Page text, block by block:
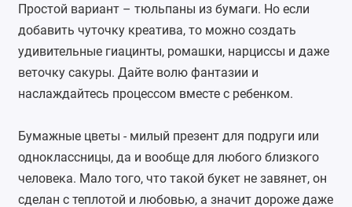
Простой вариант – тюльпаны из бумаги. Но если
добавить чуточку креатива, то можно создать
удивительные гиацинты, ромашки, нарциссы и даже
веточку сакуры. Дайте волю фантазии и
наслаждайтесь процессом вместе с ребенком.
Бумажные цветы - милый презент для подруги или
одноклассницы, да и вообще для любого близкого
человека. Мало того, что такой букет не завянет, он
сделан с теплотой и любовью, а значит дороже даже